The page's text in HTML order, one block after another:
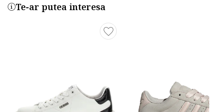
Te-ar putea interesa